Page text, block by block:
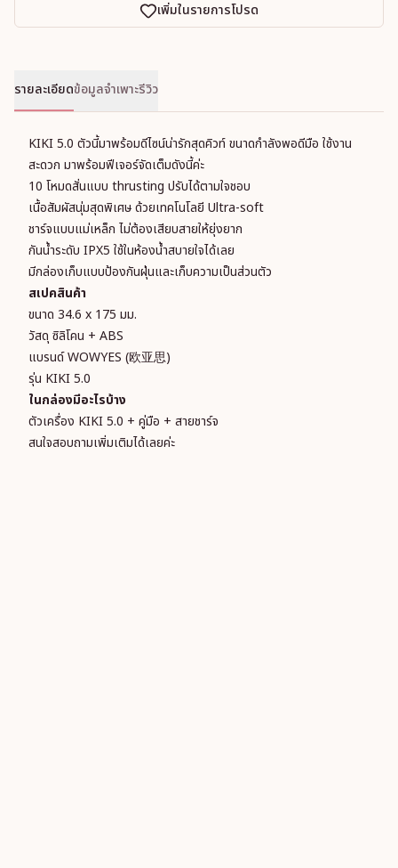
เพิ่มในรายการโปรด
รายละเอียดข้อมูลจำเพาะรีวิว
KIKI 5.0 ตัวนี้มาพร้อมดีไซน์น่ารักสุดคิวท์ ขนาดกำลังพอดีมือ ใช้งาน
สะดวก มาพร้อมฟีเจอร์จัดเต็มดังนี้ค่ะ
10 โหมดสั่นแบบ thrusting ปรับได้ตามใจชอบ
เนื้อสัมผัสนุ่มสุดพิเศษ ด้วยเทคโนโลยี Ultra-soft
ชาร์จแบบแม่เหล็ก ไม่ต้องเสียบสายให้ยุ่งยาก
กันน้ำระดับ IPX5 ใช้ในห้องน้ำสบายใจได้เลย
มีกล่องเก็บแบบป้องกันฝุ่นและเก็บความเป็นส่วนตัว
สเปคสินค้า
ขนาด 34.6 x 175 มม.
วัสดุ ซิลิโคน + ABS
แบรนด์WOWYES (欧亚思)
รุ่น KIKI 5.0
ในกล่องมีอะไรบ้าง
ตัวเครื่อง KIKI 5.0 + คู่มือ + สายชาร์จ
สนใจสอบถามเพิ่มเติมได้เลยค่ะ